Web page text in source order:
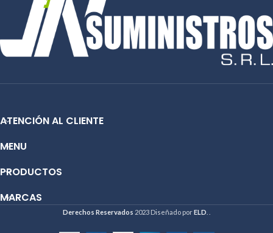
Producto: Original
ventas@jynsuministros.com
WhatsApp: 51 991 864 930
Producto: Original
ventas@jynsuministros.com
📱 WhatsApp:51 991 864 930
ATENCIÓN AL CLIENTE
MENU
PRODUCTOS
MARCAS
Derechos Reservados 2023 Diseñado porELD